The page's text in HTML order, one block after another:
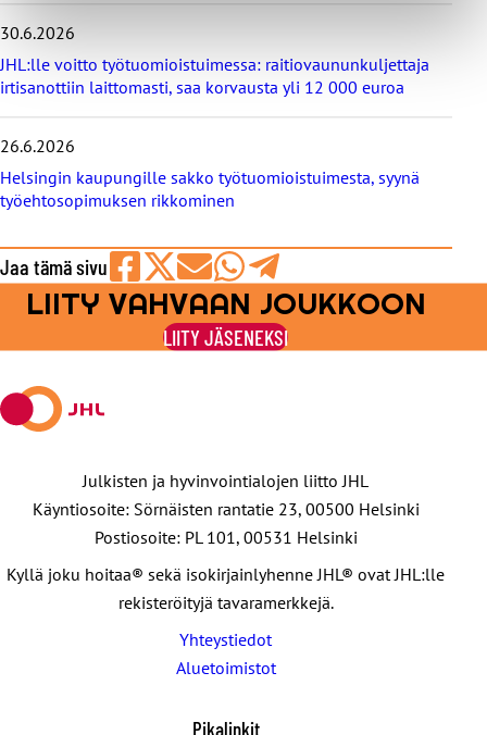
30.6.2026
JHL:lle voitto työtuomioistuimessa: raitiovaununkuljettaja
irtisanottiin laittomasti, saa korvausta yli 12 000 euroa
26.6.2026
Helsingin kaupungille sakko työtuomioistuimesta, syynä
työehtosopimuksen rikkominen
Jaa tämä sivu
Jaa
Facebookissa
Jaa
viestipalvelu
X:ssä
Jaa
sähköpostilla
Jaa
WhatsAppilla
Jaa
Telegramilla
LIITY VAHVAAN JOUKKOON
LIITY JÄSENEKSI
Julkisten ja hyvinvointialojen liitto JHL
Käyntiosoite: Sörnäisten rantatie 23, 00500 Helsinki
Postiosoite: PL 101, 00531 Helsinki
Kyllä joku hoitaa® sekä isokirjainlyhenne JHL® ovat JHL:lle
rekisteröityjä tavaramerkkejä.
Yhteystiedot
Aluetoimistot
Pikalinkit